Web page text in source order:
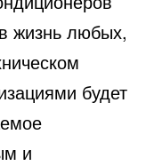
жизнь любых,
будет
и